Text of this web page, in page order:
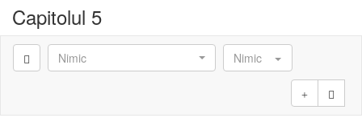
Capitolul 5
Nimic Nimic